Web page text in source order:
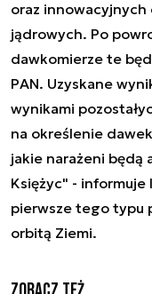
oraz
jądrowych. Po
dawkomierze te
PAN. Uzyskane
wynikami
na określenie
jakie narażeni będą
Księżyc" - informuje
pierwsze tego typu
orbitą Ziemi.